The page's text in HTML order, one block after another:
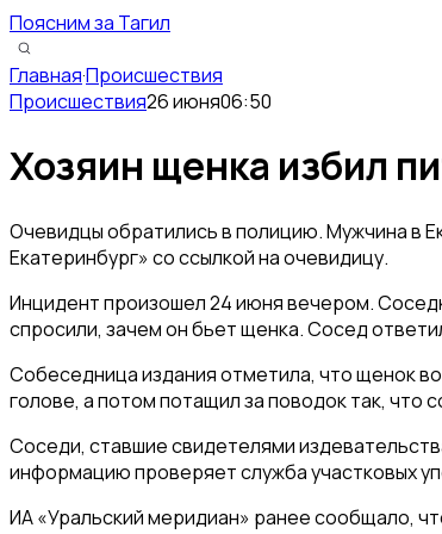
Поясним за Тагил
Главная·Происшествия
Происшествия26 июня06:50
Хозяин щенка избил
Очевидцы обратились в полицию. Мужчина в
Екатеринбург» со ссылкой на очевидицу.
Инцидент произошел 24 июня вечером.
спросили, зачем он бьет щенка. Сосед
Собеседница издания отметила, что щенок
голове, а потом потащил за поводок так, что
Соседи, ставшие свидетелями
информацию проверяет служба участковых
ИА «Уральский меридиан» ранее сообщало,